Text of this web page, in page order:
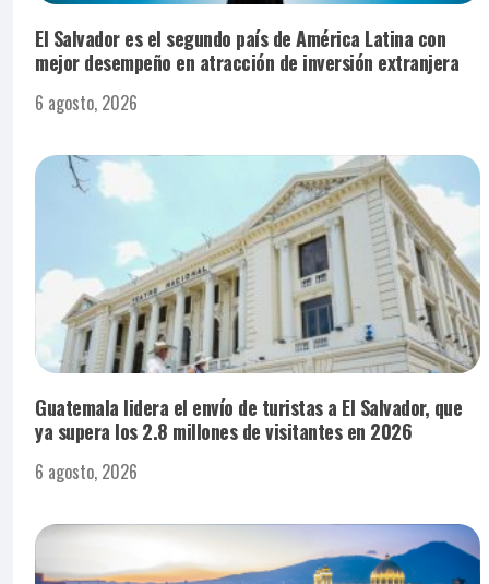
El Salvador es el segundo país de América Latina con
mejor desempeño en atracción de inversión extranjera
6 agosto, 2026
Guatemala lidera el envío de turistas a El Salvador, que
ya supera los 2.8 millones de visitantes en 2026
6 agosto, 2026